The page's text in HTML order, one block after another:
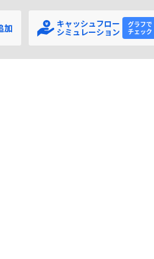
加 キャッシュフロー
シミュレーション